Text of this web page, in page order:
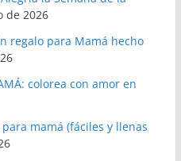
de 2026
regalo para Mamá hecho
colorea con amor en
mamá (fáciles y llenas